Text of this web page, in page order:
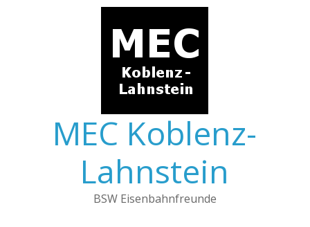
MEC Koblenz-
Lahnstein
BSW Eisenbahnfreunde